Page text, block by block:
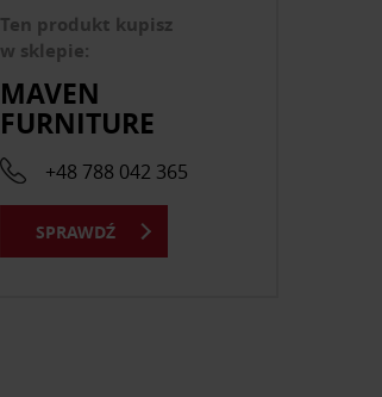
Ten produkt kupisz
w sklepie:
MAVEN
FURNITURE
+48 788 042 365
SPRAWDŹ